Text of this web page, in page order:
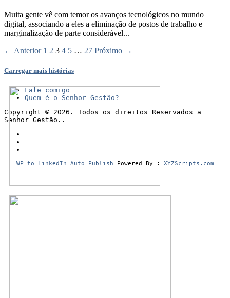
Muita gente vê com temor os avanços tecnológicos no mundo
digital, associando a eles a eliminação de postos de trabalho e
marginalização de parte considerável...
← Anterior 1 2 3 4 5 … 27 Próximo →
Carregar mais histórias
Fale comigo
Quem é o Senhor Gestão?
Copyright © 2026. Todos os direitos Reservados a
Senhor Gestão..
WP to LinkedIn Auto Publish Powered By : XYZScripts.com